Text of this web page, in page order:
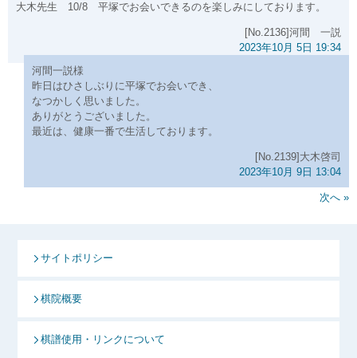
大木先生 10/8 平塚でお会いできるのを楽しみにしております。
[No.2136]河間 一説
2023年10月 5日 19:34
河間一説様
昨日はひさしぶりに平塚でお会いでき、
なつかしく思いました。
ありがとうございました。
最近は、健康一番で生活しております。
[No.2139]大木啓司
2023年10月 9日 13:04
次へ »
サイトポリシー
棋院概要
棋譜使用・リンクについて